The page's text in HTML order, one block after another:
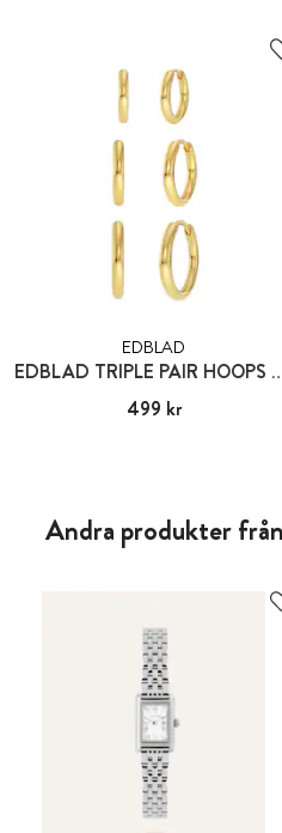
EDBLAD
EDBLAD
Pris:499 kr
499 kr
Andra produkter